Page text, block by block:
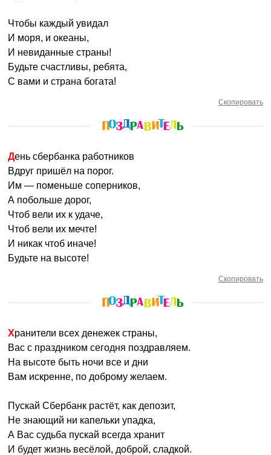
Чтобы каждый увидал
И моря, и океаны,
И невиданные страны!
Будьте счастливы, ребята,
С вами и страна богата!
Скопировать
День сбербанка работников
Вдруг пришёл на порог.
Им — поменьше соперников,
А побольше дорог,
Чтоб вели их к удаче,
Чтоб вели их мечте!
И никак чтоб иначе!
Будьте на высоте!
Скопировать
Хранители всех денежек страны,
Вас с праздником сегодня поздравляем.
На высоте быть ночи все и дни
Вам искренне, по доброму желаем.
Пускай Сбербанк растёт, как депозит,
Не знающий ни капельки упадка,
А Вас судьба пускай всегда хранит
И будет жизнь весёлой, доброй, сладкой.